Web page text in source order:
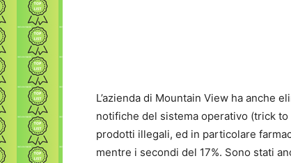
L’azienda di Mountain View ha anche
notifiche del sistema operativo (trick
prodotti illegali, ed in particolare
mentre i secondi del 17%. Sono stati